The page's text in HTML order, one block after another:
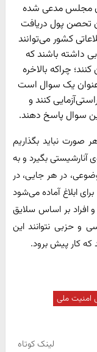
مجلس مدعی شده
تحصن پول دریافت
کشور می‌توانند
داشته باشند که
چراکه بالاخره
عنوان یک سوال است
کنند و
سوال پاسخ دهند.
صورت نباید بگذاریم
آنارشیستی بگیرد و به
در هر جایی، در
ابلاغ آماده می‌شود
افراد بر اساس سلایق
حزبی نتوانند این
که کار پیش برود.
امنیت ملی
لینک کوتاه